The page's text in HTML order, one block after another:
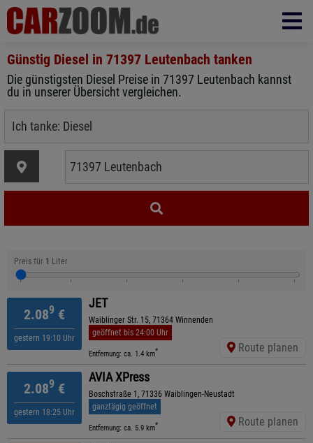
Günstig Diesel in 71397 Leutenbach tanken
Die günstigsten Diesel Preise in 71397 Leutenbach kannst
du in unserer Übersicht vergleichen.
Preis für 1 Liter
2.089 €
gestern 19:10 Uhr
JET
Waiblinger Str. 15, 71364 Winnenden
geöffnet bis 24:00 Uhr
Entfernung: ca. 1.4 km* Route planen
2.089 €
gestern 18:25 Uhr
AVIA XPress
Boschstraße 1, 71336 Waiblingen-Neustadt
ganztägig geöffnet
Entfernung: ca. 5.9 km* Route planen